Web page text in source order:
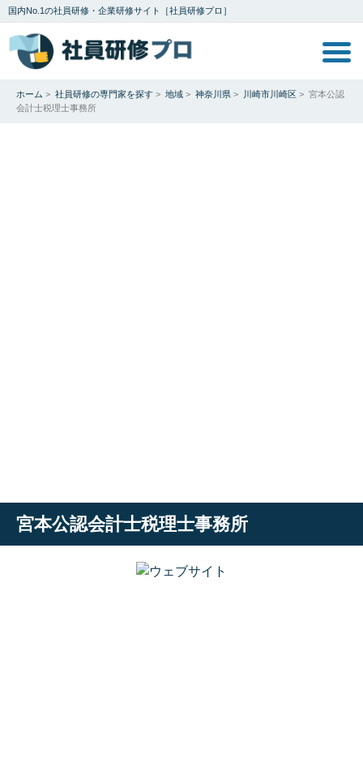
国内No.1の社員研修・企業研修サイト［社員研修プロ］
ホーム > 社員研修の専門家を探す > 地域 > 神奈川県 > 川崎市川崎区 > 宮本公認
会計士税理士事務所
宮本公認会計士税理士事務所